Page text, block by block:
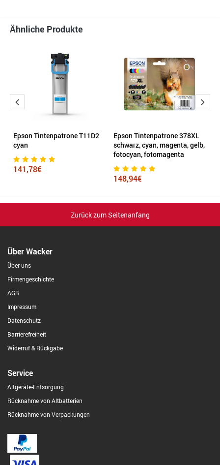
Ähnliche Produkte
Epson Tintenpatrone T11D2
cyan
141,78€
Epson Tintenpatrone 378XL
schwarz, cyan, magenta, gelb,
fotocyan, fotomagenta
148,94€
Zurück zum Seitenanfang
Über Wacker
Über uns
Firmengeschichte
AGB
Impressum
Datenschutz
Barrierefreiheit
Widerruf & Rückgabe
Service
Altgeräte-Entsorgung
Rücknahme von Altbatterien
Rücknahme von Verpackungen